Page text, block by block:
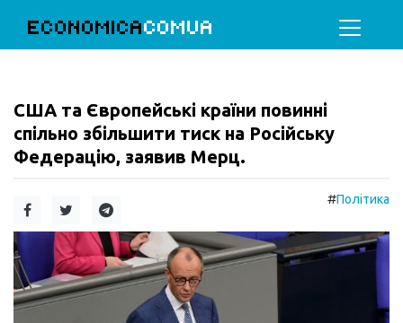
ECONOMICACOMUA
США та Європейські країни повинні
спільно збільшити тиск на Російську
Федерацію, заявив Мерц.
#Політика